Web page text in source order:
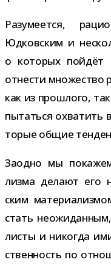
Разумеется,
Юдковским и
о кото­рых пой­дёт
отне­сти мно­же­ство
как из про­шлого,
пытаться охва­тить
то­рые общие
Заодно мы
лизма делают его
ским
стать
ли­сты и нико­гда
ствен­ность по